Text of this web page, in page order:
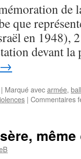
de
que
en 1948),
devant la
→
| Marqué avecarmée,
| Commentaires